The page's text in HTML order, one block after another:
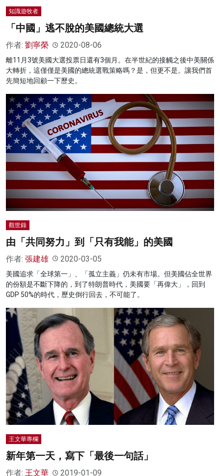
知識遊牧者
「中國」逃不脫的美國總統大選
作者: 劉寧榮 2020-08-06
離11月3號美國大選投票日還有3個月。在半世紀的接觸之後中美關係
大轉折，這僅僅是美國的總統選戰策略嗎？是，但更不是。讓我們首
先簡短地回顧一下歷史。
觀世錄
由「共同努力」到「只有我能」的美國
作者: 張建雄 2020-03-05
美國追求「全球第一」、「孤立主義」仍未有市場。但美國佔全世界
的份額是不斷下降的，到了特朗普時代，美國要「再偉大」，回到
GDP 50%的時代，歷史倒行回去，不可能了。
王文華專欄
新年第一天，寫下「最後一句話」
作者: 王文華 2019-01-09